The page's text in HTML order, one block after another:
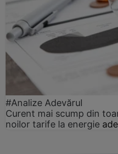
#Analize Adevărul
Curent mai scump din
noilor tarife la energie